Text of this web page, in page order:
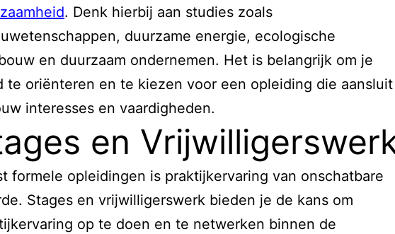
. Denk hierbij aan studies zoals
duurzame energie, ecologische
en duurzaam ondernemen. Het is belangrijk om je
te oriënteren en te kiezen voor een opleiding die aansluit
interesses en vaardigheden.
en
formele opleidingen is praktijkervaring van onschatbare
Stages en vrijwilligerswerk bieden je de kans om
op te doen en te netwerken binnen de